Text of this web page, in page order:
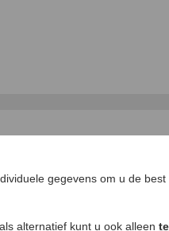
gegevens om u de best
alternatief kunt u ook alleen